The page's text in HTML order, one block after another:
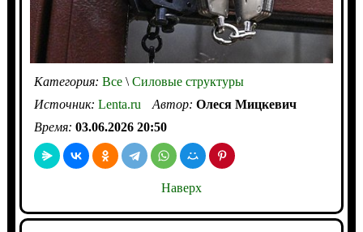
Категория: Все\Силовые структуры
Источник: Lenta.ru Автор: Олеся Мицкевич
Время: 03.06.2026 20:50
Наверх